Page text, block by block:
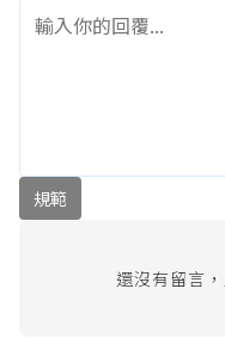
規範
還沒有留言